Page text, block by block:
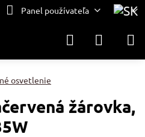
Panel používateľa
osvetlenie
žárovka,